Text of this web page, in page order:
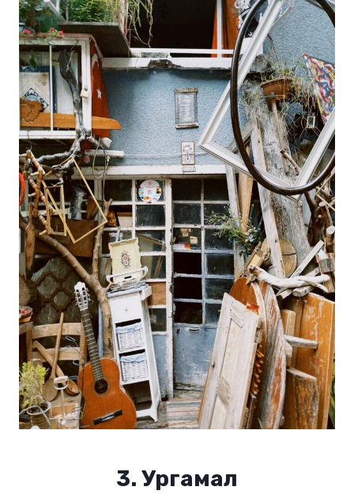
3. Ургамал